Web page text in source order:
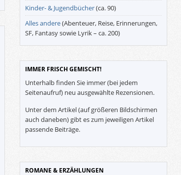
Kinder- & Jugendbücher(ca. 90)
Alles andere(Abenteuer, Reise, Erinnerungen,
SF, Fantasy sowie Lyrik – ca. 200)
IMMER FRISCH GEMISCHT!
Unterhalb finden Sie immer (bei jedem
Seitenaufruf) neu ausgewählte Rezensionen.
Unter dem Artikel (auf größeren Bildschirmen
auch daneben) gibt es zum jeweiligen Artikel
passende Beiträge.
ROMANE & ERZÄHLUNGEN